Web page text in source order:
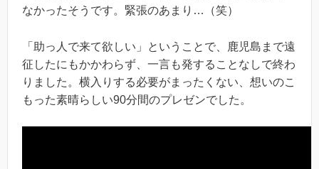
なかったそうです。緊張のあまり…（笑）
「助っ人で来て欲しい」ということで、鹿児島まで遠
征したにもかかわらず、一言も発することなしで終わ
りました。横入りする必要がまったくない、想いのこ
もった素晴らしい90分間のプレゼンでした。